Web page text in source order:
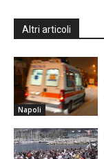
Altri articoli
Napoli